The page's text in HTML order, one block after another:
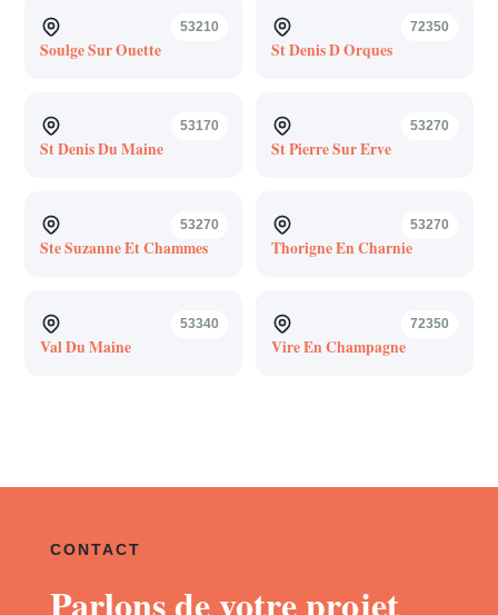
53210
Soulge Sur Ouette
72350
St Denis D Orques
53170
St Denis Du Maine
53270
St Pierre Sur Erve
53270
Ste Suzanne Et Chammes
53270
Thorigne En Charnie
53340
Val Du Maine
72350
Vire En Champagne
CONTACT
Parlons de votre projet